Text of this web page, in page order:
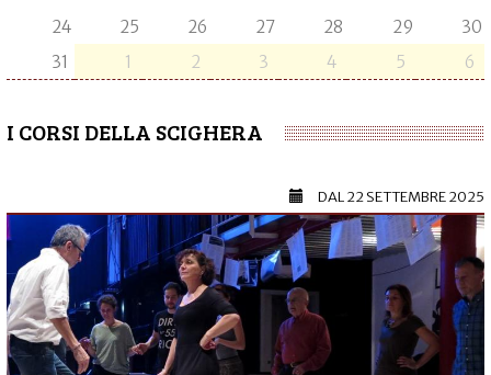
24
25 26 27 28 29
30
31
1 2 3 4 5 6
I CORSI DELLA SCIGHERA
DAL22 SETTEMBRE 2025